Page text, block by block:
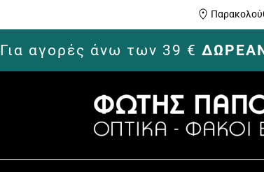
Για αγορές άνω των 39 €